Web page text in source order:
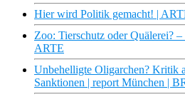
Hier wird Politik gemacht! |
Zoo: Tierschutz oder Quälerei?
ARTE
Unbehelligte Oligarchen? Kritik
Sanktionen | report München |